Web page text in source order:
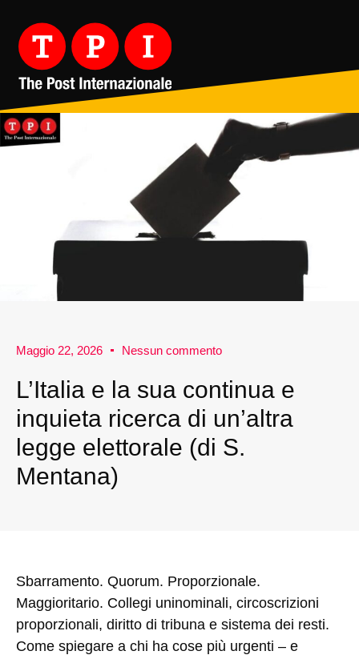
Maggio 22, 2026 Nessun commento
L’Italia e la sua continua e
inquieta ricerca di un’altra
legge elettorale (di S.
Mentana)
Sbarramento. Quorum. Proporzionale.
Maggioritario. Collegi uninominali, circoscrizioni
proporzionali, diritto di tribuna e sistema dei resti.
Come spiegare a chi ha cose più urgenti – e